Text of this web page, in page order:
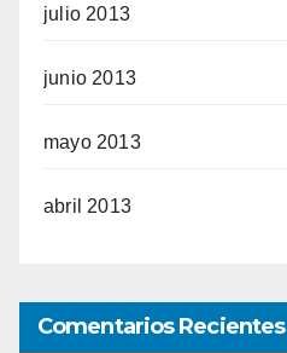
julio 2013
junio 2013
mayo 2013
abril 2013
Comentarios Recientes